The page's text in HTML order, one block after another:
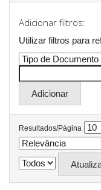
Adicionar filtros:
Utilizar filtros para
Resultados/Página